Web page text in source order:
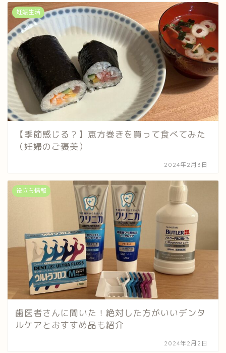
妊娠生活
【季節感じる？】恵方巻きを買って食べてみた
（妊婦のご褒美）
2024年2月3日
役立ち情報
歯医者さんに聞いた！絶対した方がいいデンタ
ルケアとおすすめ品も紹介
2024年2月2日